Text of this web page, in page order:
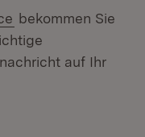
bekommen Sie
auf Ihr